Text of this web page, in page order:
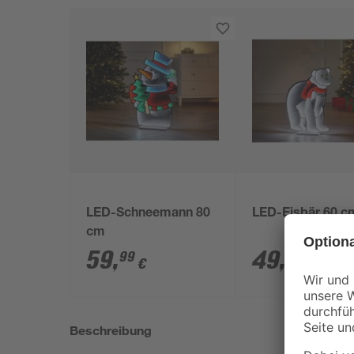
LED-Schneemann 80
cm
59,99 €
LED-Eisbär 60
49,
Beschreibung